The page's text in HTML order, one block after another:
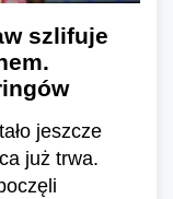
szlifuje
jeszcze
już trwa.